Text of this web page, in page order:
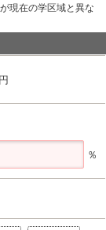
現在の学区域と異な
％